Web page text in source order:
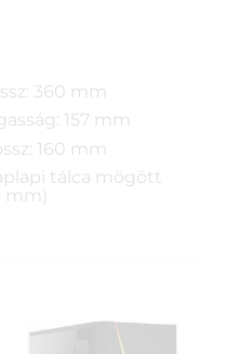
360 mm
157 mm
160 mm
tálca mögött
mm)